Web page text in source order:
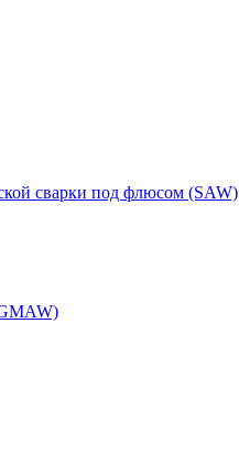
сварки под флюсом (SAW)